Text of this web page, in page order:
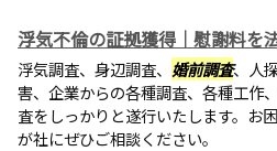
浮気不倫の証拠獲得｜慰謝料を
浮気調査、身辺調査、 婚前調査、人
害、企業からの各種調査、各種工作
査をしっかりと遂行いたします。お
が社にぜひご相談ください。